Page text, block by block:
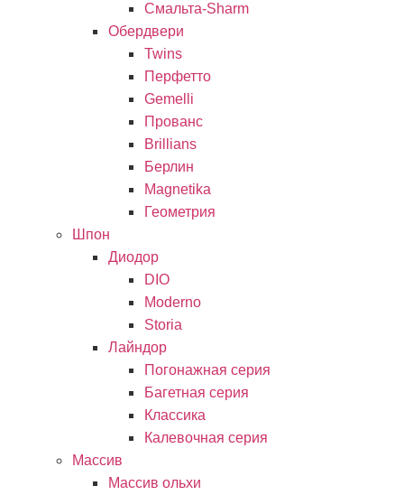
Смальта-Sharm
Обердвери
Twins
Перфетто
Gemelli
Прованс
Brillians
Берлин
Magnetika
Геометрия
Шпон
Диодор
DIO
Moderno
Storia
Лайндор
Погонажная серия
Багетная серия
Классика
Калевочная серия
Массив
Массив ольхи